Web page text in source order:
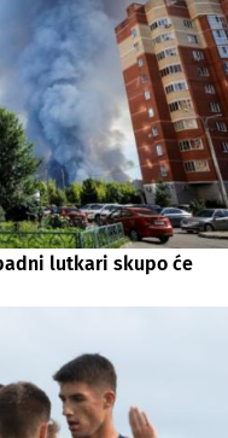
lutkari skupo će